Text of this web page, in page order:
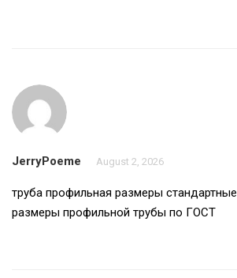
JerryPoeme August 2, 2026
труба профильная размеры стандартные
размеры профильной трубы по ГОСТ